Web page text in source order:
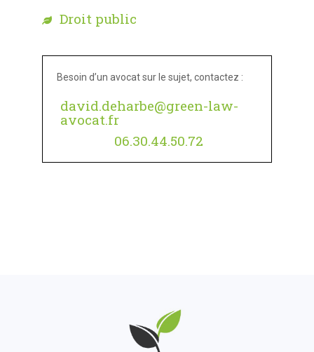
Droit public
Besoin d’un avocat sur le sujet, contactez :
david.deharbe@green-law-
avocat.fr
06.30.44.50.72